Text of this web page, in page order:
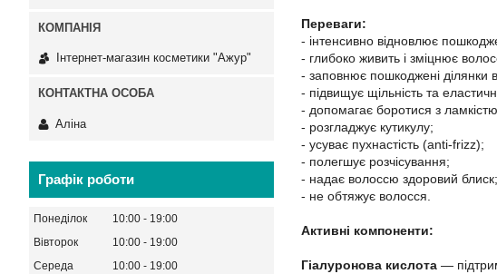
Переваги:
- інтенсивно відновлює
- глибоко живить і зміцнює
- заповнює пошкоджені ділянки
- підвищує щільність та
- допомагає боротися з
- розгладжує кутикулу;
- усуває пухнастість (anti-frizz);
- полегшує розчісування;
- надає волоссю здоровий блиск;
- не обтяжує волосся.
Активні компоненти:
Гіалуронова кислота —
Інтернет-магазин косметики "Ажур"
Аліна
Графік роботи
Понеділок 10:00
19:00
Вівторок
10:00
19:00
Середа
10:00
19:00